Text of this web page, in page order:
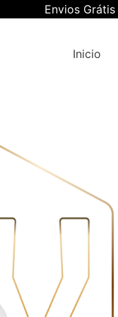
Envios
Inicio